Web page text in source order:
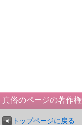
真俗のページの著作権
トップページに戻る